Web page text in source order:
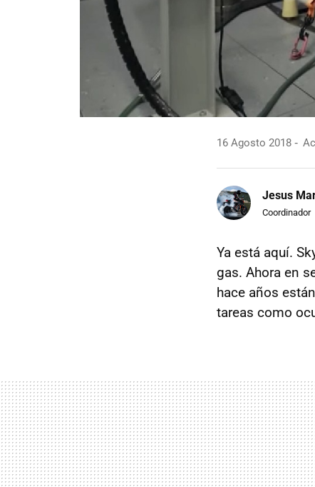
16 Agosto 2018
Jesus
Coordinador
Ya está aquí.
gas. Ahora en
hace años
tareas como